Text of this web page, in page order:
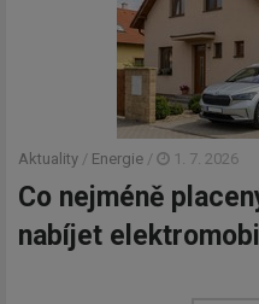
Aktuality / Energie / 1. 7. 2026
Co nejméně
nabíjet